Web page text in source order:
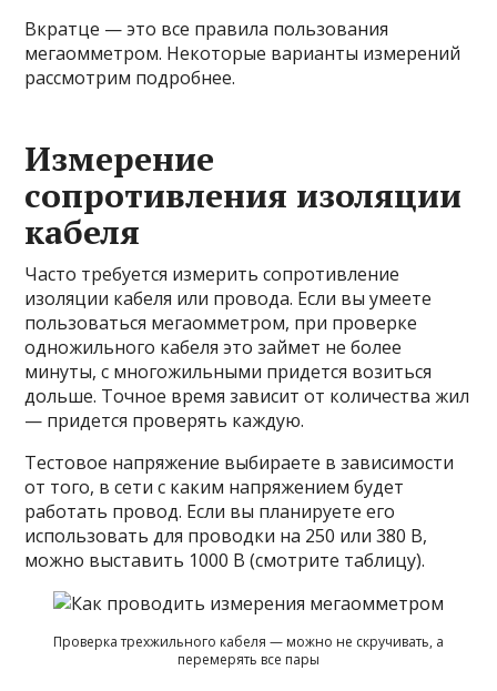
Вкратце — это все правила пользования
мегаомметром. Некоторые варианты измерений
рассмотрим подробнее.
Измерение
сопротивления изоляции
кабеля
Часто требуется измерить сопротивление
изоляции кабеля или провода. Если вы умеете
пользоваться мегаомметром, при проверке
одножильного кабеля это займет не более
минуты, с многожильными придется возиться
дольше. Точное время зависит от количества жил
— придется проверять каждую.
Тестовое напряжение выбираете в зависимости
от того, в сети с каким напряжением будет
работать провод. Если вы планируете его
использовать для проводки на 250 или 380 В,
можно выставить 1000 В (смотрите таблицу).
Проверка трехжильного кабеля — можно не скручивать, а
перемерять все пары